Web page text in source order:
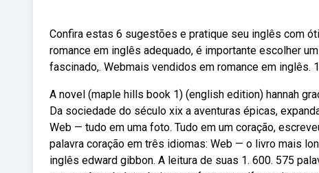
Confira estas 6 sugestões e pratique seu inglês com
romance em inglês adequado, é importante escolher
fascinado,. Webmais vendidos em romance em
A novel (maple hills book 1) (english edition) hannah
Da sociedade do século xix a aventuras épicas,
Web — tudo em uma foto. Tudo em um coração,
palavra coração em três idiomas: Web — o livro mais
inglês edward gibbon. A leitura de suas 1. 600. 575